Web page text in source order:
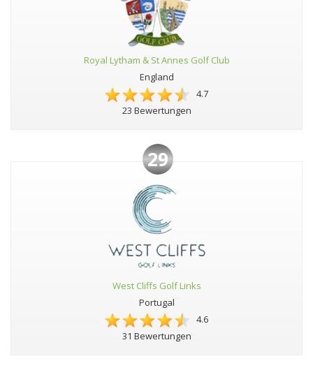
Royal Lytham & St Annes Golf Club
England
4.7
23 Bewertungen
29
West Cliffs Golf Links
Portugal
4.6
31 Bewertungen